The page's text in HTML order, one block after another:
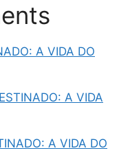
A VIDA DO
A VIDA
A VIDA DO